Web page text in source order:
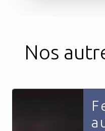
Nos